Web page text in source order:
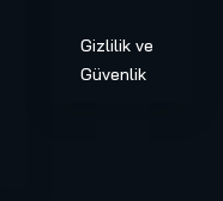
Gizlilik ve
Güvenlik